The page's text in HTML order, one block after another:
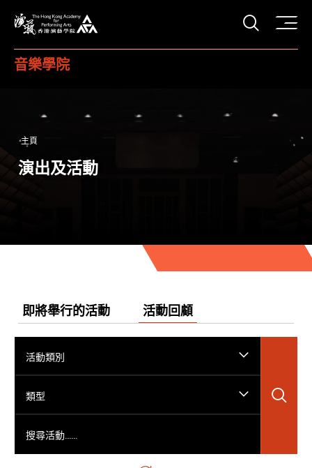
打開
音樂學院
主頁
演出及活動
即將舉行的活動 活動回顧
活動類別
類型